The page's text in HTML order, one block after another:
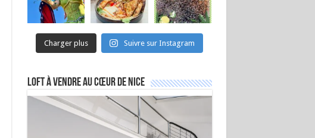
Charger plus Suivre sur Instagram
Loft à vendre au cœur de Nice